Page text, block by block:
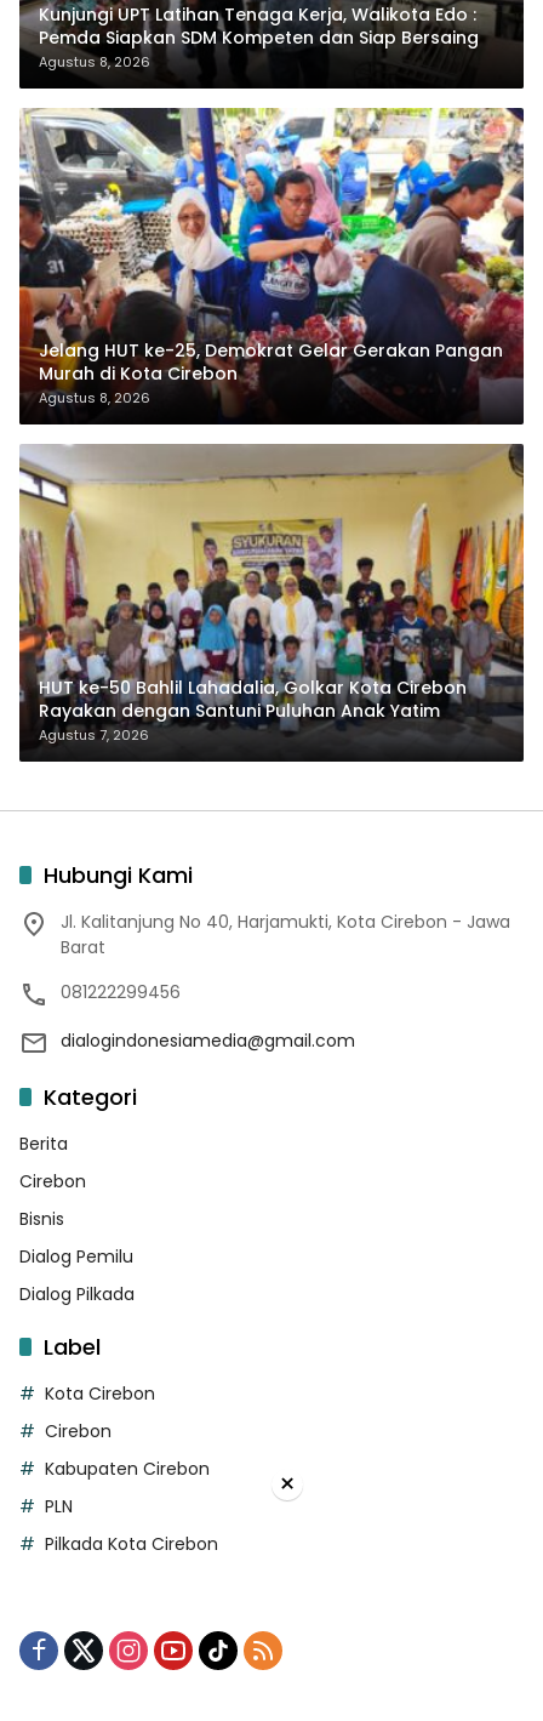
Kunjungi UPT Latihan Tenaga Kerja, Walikota Edo :
Pemda Siapkan SDM Kompeten dan Siap Bersaing
Agustus 8, 2026
Jelang HUT ke-25, Demokrat Gelar Gerakan Pangan
Murah di Kota Cirebon
Agustus 8, 2026
HUT ke-50 Bahlil Lahadalia, Golkar Kota Cirebon
Rayakan dengan Santuni Puluhan Anak Yatim
Agustus 7, 2026
Hubungi Kami
Jl. Kalitanjung No 40, Harjamukti, Kota Cirebon - Jawa
Barat
081222299456
dialogindonesiamedia@gmail.com
Kategori
Berita
Cirebon
Bisnis
Dialog Pemilu
Dialog Pilkada
Label
Kota Cirebon
Cirebon
Kabupaten Cirebon
PLN
Pilkada Kota Cirebon
×